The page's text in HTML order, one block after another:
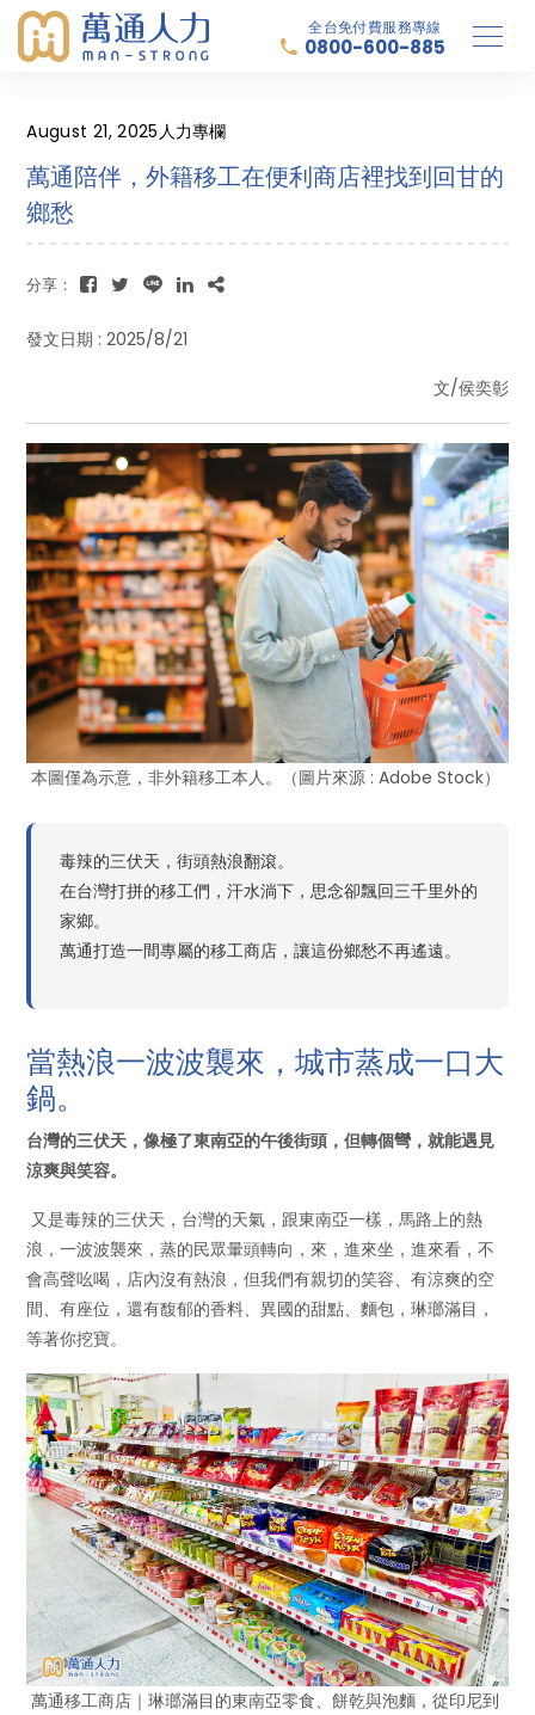
全台免付費服務專線
0800-600-885
August 21, 2025人力專欄
萬通陪伴，外籍移工在便利商店裡找到回甘的
鄉愁
分享：
發文日期 : 2025/8/21
文/侯奕彰
本圖僅為示意，非外籍移工本人。（圖片來源 : Adobe Stock）
毒辣的三伏天，街頭熱浪翻滾。
在台灣打拼的移工們，汗水淌下，思念卻飄回三千里外的
家鄉。
萬通打造一間專屬的移工商店，讓這份鄉愁不再遙遠。
當熱浪一波波襲來，城市蒸成一口大
鍋。
台灣的三伏天，像極了東南亞的午後街頭，但轉個彎，就能遇見
涼爽與笑容。
又是毒辣的三伏天，台灣的天氣，跟東南亞一樣，馬路上的熱
浪，一波波襲來，蒸的民眾暈頭轉向，來，進來坐，進來看，不
會高聲吆喝，店內沒有熱浪，但我們有親切的笑容、有涼爽的空
間、有座位，還有馥郁的香料、異國的甜點、麵包，琳瑯滿目，
等著你挖寶。
萬通移工商店｜琳瑯滿目的東南亞零食、餅乾與泡麵，從印尼到